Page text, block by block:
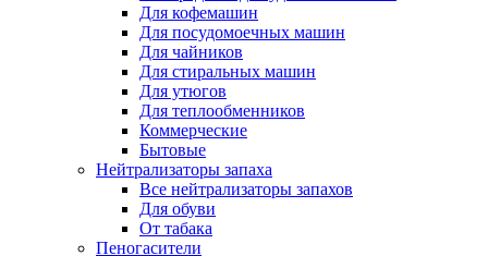
Для кофемашин
Для посудомоечных машин
Для чайников
Для стиральных машин
Для утюгов
Для теплообменников
Коммерческие
Бытовые
Нейтрализаторы запаха
Все нейтрализаторы запахов
Для обуви
От табака
Пеногасители